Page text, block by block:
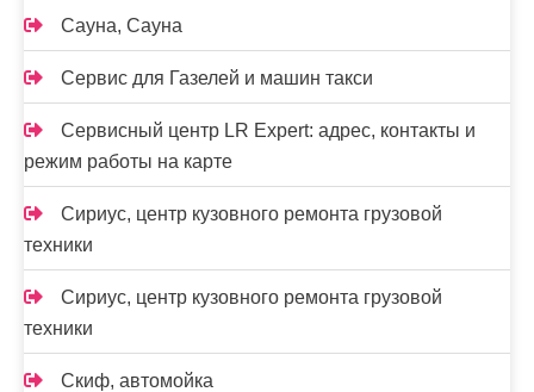
Сауна, Сауна
Сервис для Газелей и машин такси
Сервисный центр LR Expert: адрес, контакты и
режим работы на карте
Сириус, центр кузовного ремонта грузовой
техники
Сириус, центр кузовного ремонта грузовой
техники
Скиф, автомойка